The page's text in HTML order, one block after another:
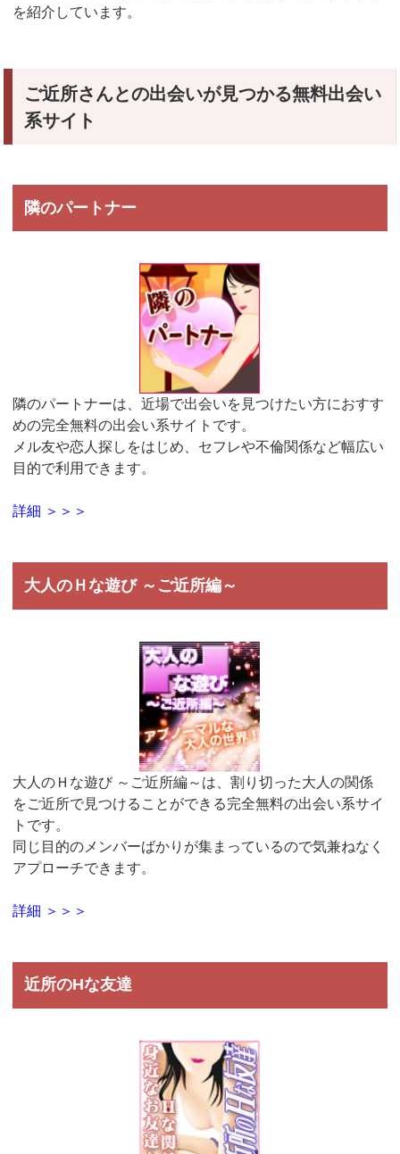
を紹介しています。
ご近所さんとの出会いが見つかる無料出会い
系サイト
隣のパートナー
隣のパートナーは、近場で出会いを見つけたい方におすす
めの完全無料の出会い系サイトです。
メル友や恋人探しをはじめ、セフレや不倫関係など幅広い
目的で利用できます。
詳細 ＞＞＞
大人のＨな遊び ～ご近所編～
大人のＨな遊び ～ご近所編～は、割り切った大人の関係
をご近所で見つけることができる完全無料の出会い系サイ
トです。
同じ目的のメンバーばかりが集まっているので気兼ねなく
アプローチできます。
詳細 ＞＞＞
近所のHな友達